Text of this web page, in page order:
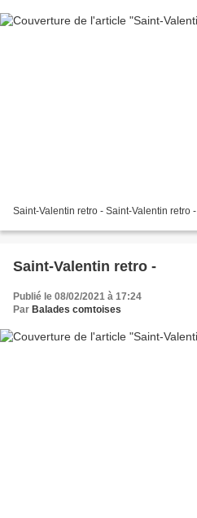
Saint-Valentin retro - Saint-Valentin retro -
Saint-Valentin retro -
Publié le 08/02/2021 à 17:24
Par Balades comtoises